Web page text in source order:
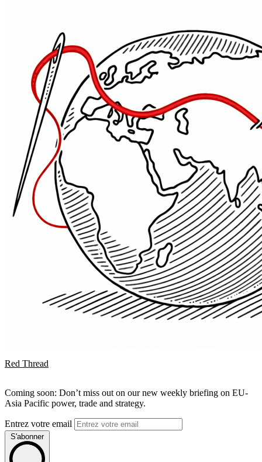
Red Thread
Coming soon: Don’t miss out on our new weekly briefing on EU-
Asia Pacific power, trade and strategy.
Entrez votre email
S'abonner